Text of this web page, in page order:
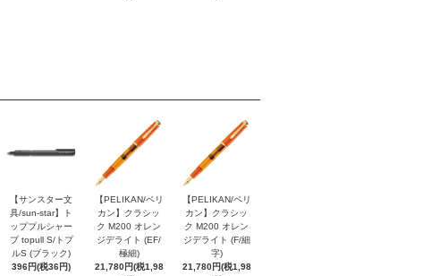
【サンスター文
具/sun-star】ト
ッププルシャー
プ topull S/トプ
ルS (ブラック)
396円(税36円)
【PELIKAN/ペリ
カン】クラシッ
ク M200 オレン
ジデライト (EF/
極細)
21,780円(税1,98
【PELIKAN/ペリ
カン】クラシッ
ク M200 オレン
ジデライト (F/細
字)
21,780円(税1,98